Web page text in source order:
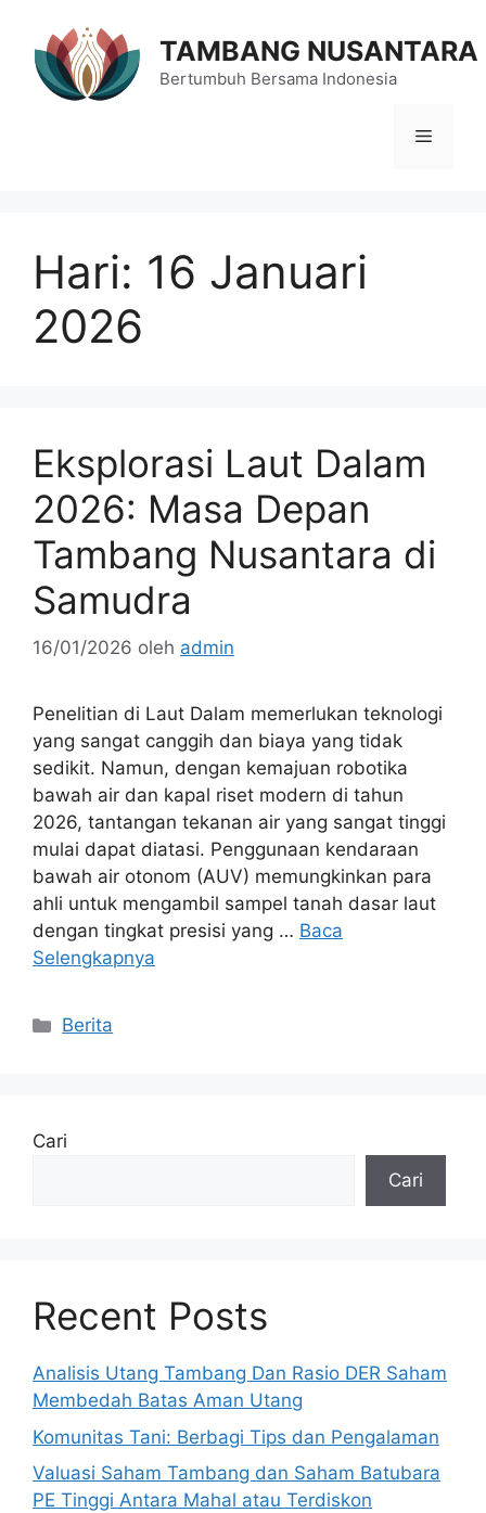
TAMBANG NUSANTARA
Bertumbuh Bersama Indonesia
Menu
Hari: 16 Januari
2026
Eksplorasi Laut Dalam
2026: Masa Depan
Tambang Nusantara di
Samudra
16/01/2026 oleh admin
Penelitian di Laut Dalam memerlukan teknologi
yang sangat canggih dan biaya yang tidak
sedikit. Namun, dengan kemajuan robotika
bawah air dan kapal riset modern di tahun
2026, tantangan tekanan air yang sangat tinggi
mulai dapat diatasi. Penggunaan kendaraan
bawah air otonom (AUV) memungkinkan para
ahli untuk mengambil sampel tanah dasar laut
dengan tingkat presisi yang … Baca
Selengkapnya
Kategori
Berita
Cari
Cari
Recent Posts
Analisis Utang Tambang Dan Rasio DER Saham
Membedah Batas Aman Utang
Komunitas Tani: Berbagi Tips dan Pengalaman
Valuasi Saham Tambang dan Saham Batubara
PE Tinggi Antara Mahal atau Terdiskon